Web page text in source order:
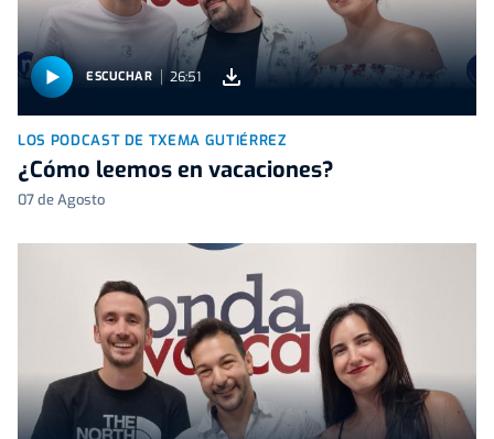
ESCUCHAR 26:51
LOS PODCAST DE TXEMA GUTIÉRREZ
¿Cómo leemos en vacaciones?
07 de Agosto